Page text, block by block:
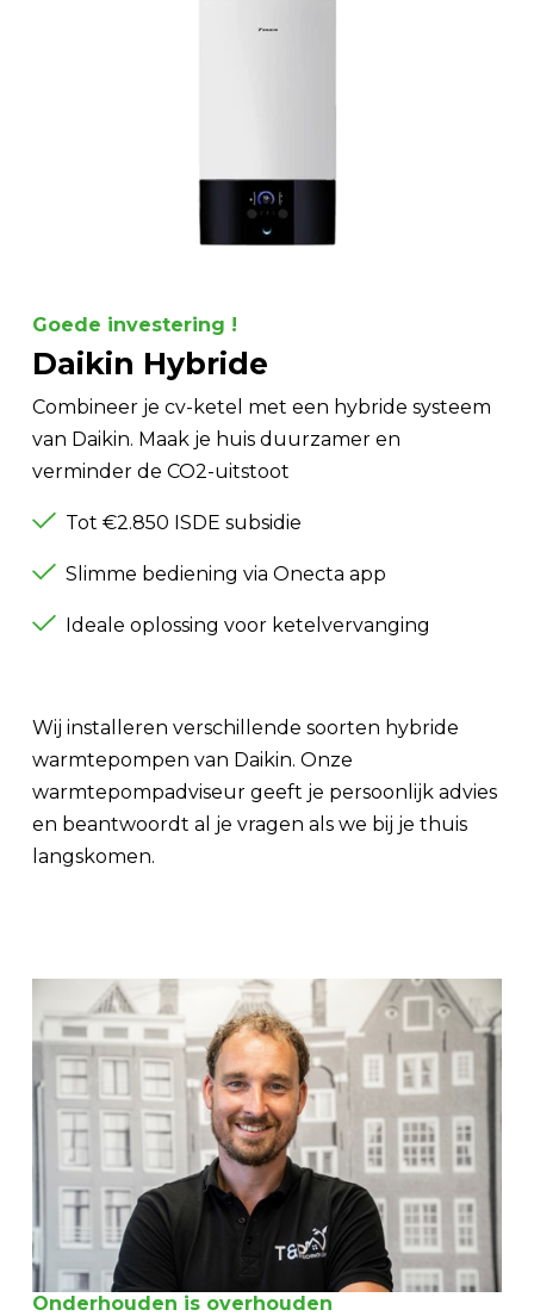
Goede investering !
Daikin Hybride
Combineer je cv-ketel met een hybride systeem
van Daikin. Maak je huis duurzamer en
verminder de CO2-uitstoot
Tot €2.850 ISDE subsidie
Slimme bediening via Onecta app
Ideale oplossing voor ketelvervanging
Wij installeren verschillende soorten hybride
warmtepompen van Daikin. Onze
warmtepompadviseur geeft je persoonlijk advies
en beantwoordt al je vragen als we bij je thuis
langskomen.
Onderhouden is overhouden